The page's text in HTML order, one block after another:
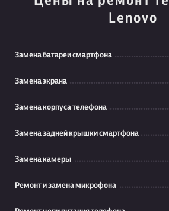
Lenovo
Замена батареи смартфона
Замена экрана
Замена корпуса телефона
Замена задней крышки смартфона
Замена камеры
Ремонт и замена микрофона